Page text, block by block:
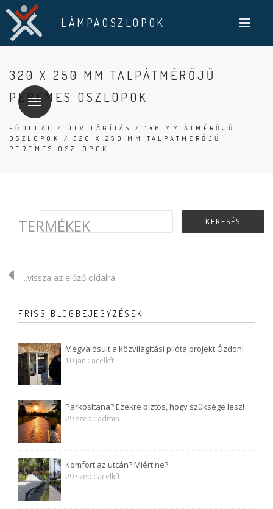
LÁMPAOSZLOPOK
320 X 250 MM TALPÁTMÉRŐJŰ
PEREMES OSZLOPOK
FŐOLDAL / ÚTVILÁGÍTÁS / 146 MM ÁTMÉRŐJŰ
OSZLOPOK
/ 320 X 250 MM TALPÁTMÉRŐJŰ
PEREMES OSZLOPOK
TERMÉKEK
...vissza az előző oldalra
FRISS BLOGBEJEGYZÉSEK
Megvalósult a közvilágítási pilóta projekt Ózdon!
10 jan : acelkft
Parkosítana? Ezekre biztos, hogy szüksége lesz!
29 szep : admin
Komfort az utcán? Miért ne?
29 szep : acelkft